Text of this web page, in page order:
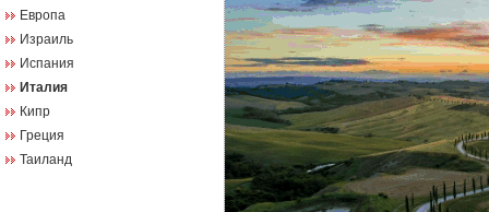
Европа
Израиль
Испания
Италия
Кипр
Греция
Таиланд